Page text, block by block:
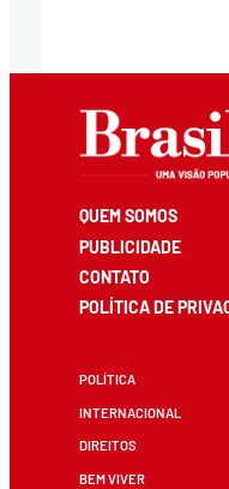
QUEM SOMOS
PUBLICIDADE
CONTATO
POLÍTICA DE
POLÍTICA
INTERNACIONAL
DIREITOS
BEM VIVER